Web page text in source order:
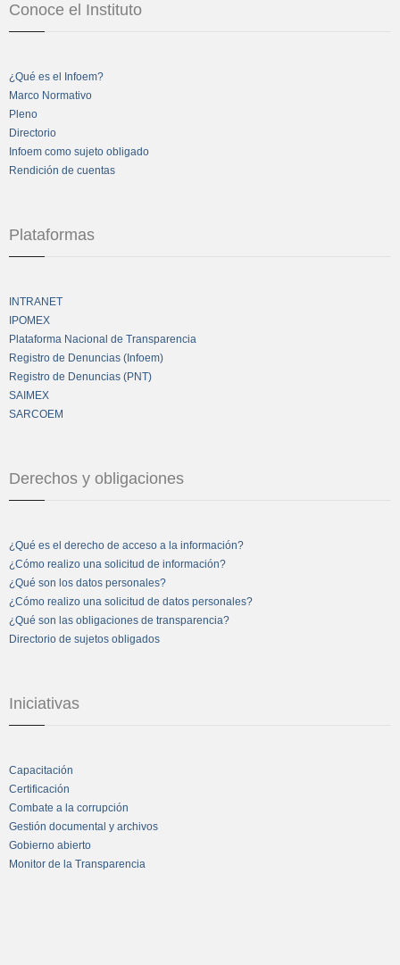
Conoce el Instituto
¿Qué es el Infoem?
Marco Normativo
Pleno
Directorio
Infoem como sujeto obligado
Rendición de cuentas
Plataformas
INTRANET
IPOMEX
Plataforma Nacional de Transparencia
Registro de Denuncias (Infoem)
Registro de Denuncias (PNT)
SAIMEX
SARCOEM
Derechos y obligaciones
¿Qué es el derecho de acceso a la información?
¿Cómo realizo una solicitud de información?
¿Qué son los datos personales?
¿Cómo realizo una solicitud de datos personales?
¿Qué son las obligaciones de transparencia?
Directorio de sujetos obligados
Iniciativas
Capacitación
Certificación
Combate a la corrupción
Gestión documental y archivos
Gobierno abierto
Monitor de la Transparencia